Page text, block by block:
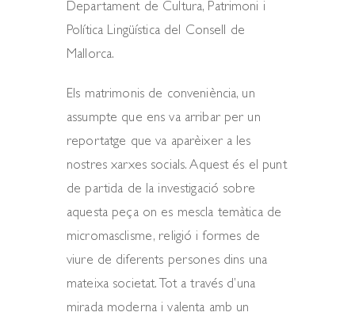
Departament de Cultura, Patrimoni i
Política Lingüística del Consell de
Mallorca.
Els matrimonis de conveniència, un
assumpte que ens va arribar per un
reportatge que va aparèixer a les
nostres xarxes socials. Aquest és el punt
de partida de la investigació sobre
aquesta peça on es mescla temàtica de
micromasclisme, religió i formes de
viure de diferents persones dins una
mateixa societat. Tot a través d’una
mirada moderna i valenta amb un